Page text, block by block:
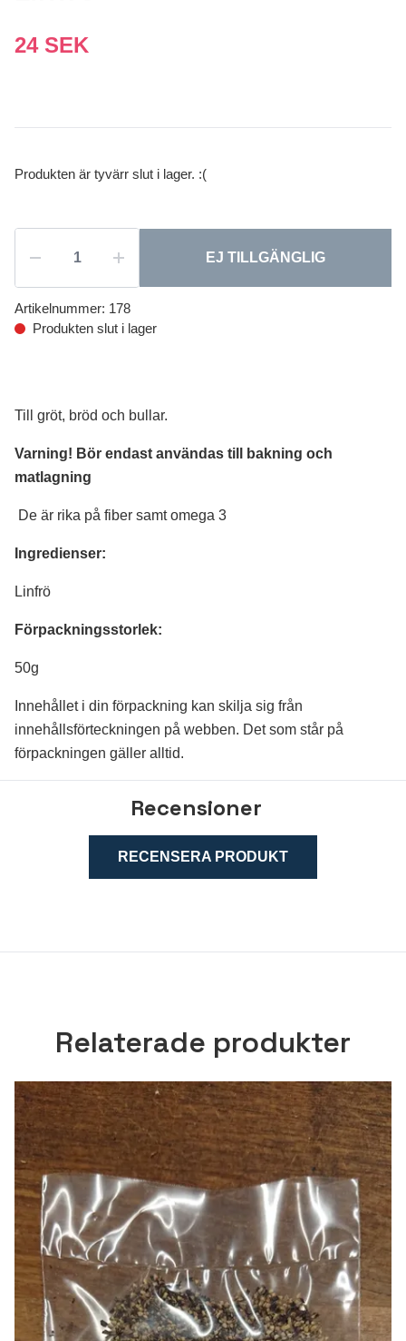
24 SEK
Produkten är tyvärr slut i lager. :(
EJ TILLGÄNGLIG
Artikelnummer: 178
Produkten slut i lager
Till gröt, bröd och bullar.
Varning! Bör endast användas till bakning och
matlagning
De är rika på fiber samt omega 3
Ingredienser:
Linfrö
Förpackningsstorlek:
50g
Innehållet i din förpackning kan skilja sig från
innehållsförteckningen på webben. Det som står på
förpackningen gäller alltid.
Recensioner
RECENSERA PRODUKT
Relaterade produkter